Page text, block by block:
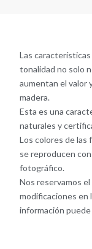
Las
tonalidad no solo
aumentan el valor
madera.
Esta es una
naturales y
Los colores de
se reproducen
fotográfico.
Nos reservamos
modificaciones en
información